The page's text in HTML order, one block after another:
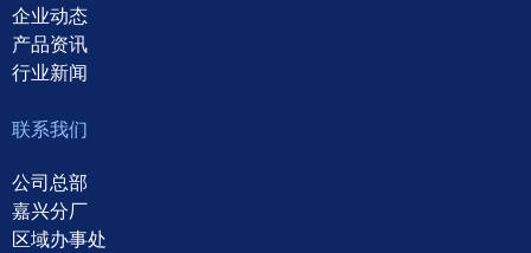
企业动态
产品资讯
行业新闻
联系我们
公司总部
嘉兴分厂
区域办事处